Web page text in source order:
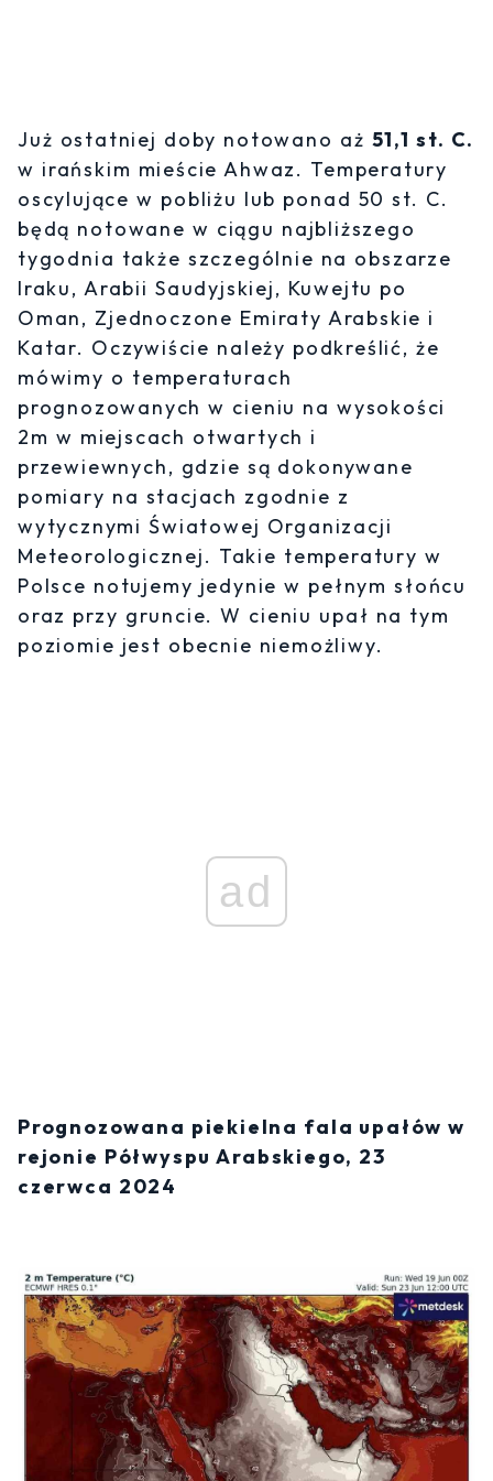
Już ostatniej doby notowano aż 51,1 st. C.
w irańskim mieście Ahwaz. Temperatury
oscylujące w pobliżu lub ponad 50 st. C.
będą notowane w ciągu najbliższego
tygodnia także szczególnie na obszarze
Iraku, Arabii Saudyjskiej, Kuwejtu po
Oman, Zjednoczone Emiraty Arabskie i
Katar. Oczywiście należy podkreślić, że
mówimy o temperaturach
prognozowanych w cieniu na wysokości
2m w miejscach otwartych i
przewiewnych, gdzie są dokonywane
pomiary na stacjach zgodnie z
wytycznymi Światowej Organizacji
Meteorologicznej. Takie temperatury w
Polsce notujemy jedynie w pełnym słońcu
oraz przy gruncie. W cieniu upał na tym
poziomie jest obecnie niemożliwy.
ad
Prognozowana piekielna fala upałów w
rejonie Półwyspu Arabskiego, 23
czerwca 2024